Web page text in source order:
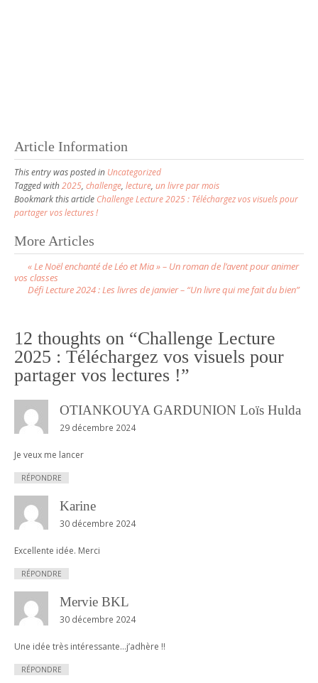
Article Information
This entry was posted in Uncategorized
Tagged with2025, challenge, lecture, un livre par mois
Bookmark this article Challenge Lecture 2025 : Téléchargez vos visuels pour
partager vos lectures !
P
o
n
a
v
i
a
t
i
o
More Articles
« Le Noël enchanté de Léo et Mia » – Un roman de l’avent pour animer
vos classes
Défi Lecture 2024 : Les livres de janvier – “Un livre qui me fait du bien”
12 thoughts on “Challenge Lecture
2025 : Téléchargez vos visuels pour
partager vos lectures !”
OTIANKOUYA GARDUNION Loïs Hulda
29 décembre 2024
Je veux me lancer
RÉPONDRE
Karine
30 décembre 2024
Excellente idée. Merci
RÉPONDRE
Mervie BKL
30 décembre 2024
Une idée très intéressante…j’adhère !!
RÉPONDRE